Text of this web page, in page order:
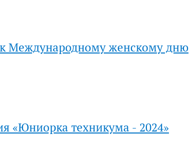
Международному женскому дню
«Юниорка техникума - 2024»